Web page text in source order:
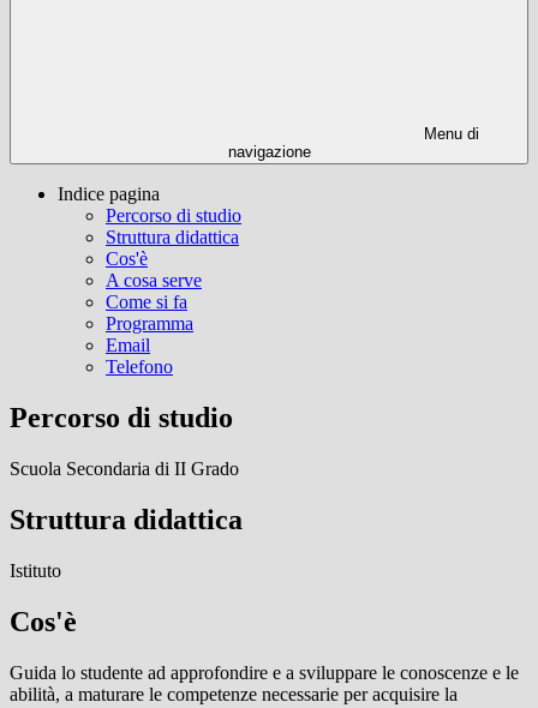
Menu di
navigazione
Indice pagina
Percorso di studio
Struttura didattica
Cos'è
A cosa serve
Come si fa
Programma
Email
Telefono
Percorso di studio
Scuola Secondaria di II Grado
Struttura didattica
Istituto
Cos'è
Guida lo studente ad approfondire e a sviluppare le conoscenze e le
abilità, a maturare le competenze necessarie per acquisire la